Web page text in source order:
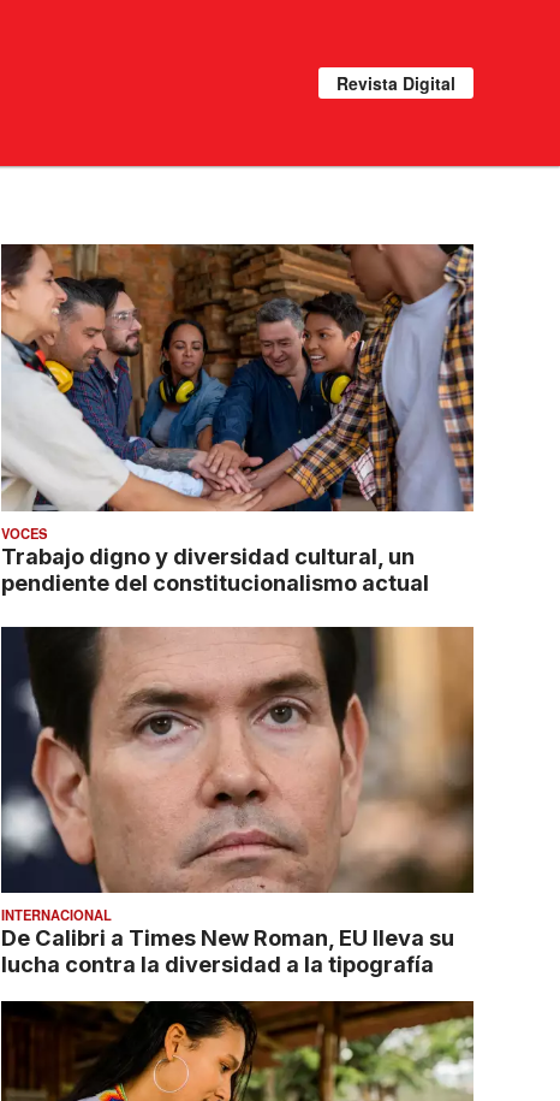
Revista Digital
VOCES
Trabajo digno y diversidad cultural, un
pendiente del constitucionalismo actual
INTERNACIONAL
De Calibri a Times New Roman, EU lleva su
lucha contra la diversidad a la tipografía